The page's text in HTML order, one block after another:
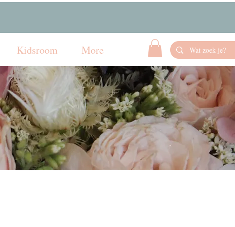
Kidsroom More